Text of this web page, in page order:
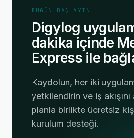
BUGÜN BAŞLAYIN
Digylog
dakika içinde
Express ile
Kaydolun, her iki
yetkilendirin ve iş akışını
planla birlikte ücretsiz
kurulum desteği.